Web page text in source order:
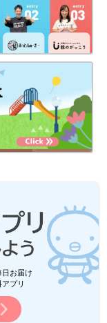
ているアイテム。グ
ルに必須！」
活躍！」元アパ
め★ロンT4選
てきましたね。暖
日にはインナーと
色味など種類も豊
ってても大活躍す
お届け
プリ